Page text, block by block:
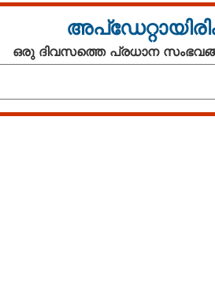
ഒരു ദിവസത്തെ പ്രധാന